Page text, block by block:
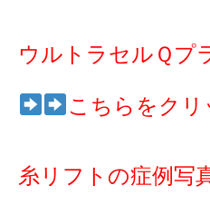
ウルトラセルＱプ
こちらをクリ
糸リフトの症例写